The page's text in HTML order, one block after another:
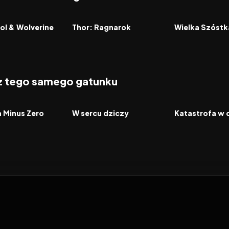
& Wolverine FILM
Thor: Ragnarok FILM
Wielka
tego samego gatunku
Minus Zero FILM
W sercu dziczy FILM
Katastrofa w